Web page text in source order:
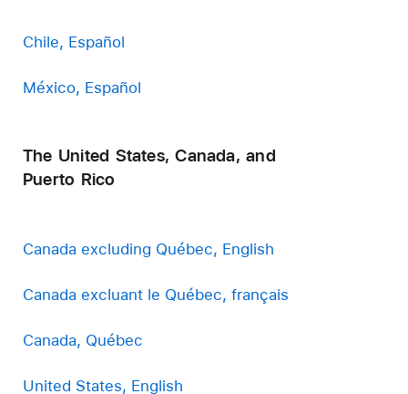
Chile, Español
México, Español
The United States, Canada, and
Puerto Rico
Canada excluding Québec, English
Canada excluant le Québec, français
Canada, Québec
United States, English